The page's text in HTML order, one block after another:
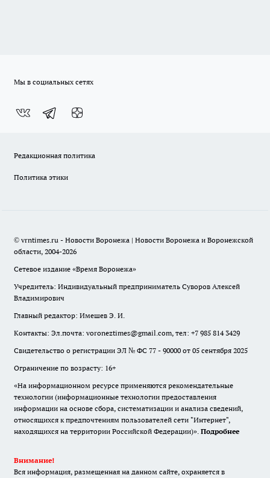
Мы в социальных сетях
Редакционная политика
Политика этики
© vrntimes.ru - Новости Воронежа | Новости Воронежа и Воронежской
области, 2004-2026
Сетевое издание «Время Воронежа»
Учредитель: Индивидуальный предприниматель Суворов Алексей
Владимирович
Главный редактор: Имешев Э. И.
Контакты: Эл.почта: voroneztimes@gmail.com, тел: +7 985 814 3429
Свидетельство о регистрации ЭЛ № ФС 77 - 90000 от 05 сентября 2025
Ограничение по возрасту: 16+
«На информационном ресурсе применяются рекомендательные
технологии (информационные технологии предоставления
информации на основе сбора, систематизации и анализа сведений,
относящихся к предпочтениям пользователей сети "Интернет",
находящихся на территории Российской Федерации)». Подробнее
Внимание!
Вся информация, размещенная на данном сайте, охраняется в